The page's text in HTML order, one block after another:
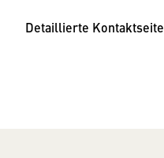
Detaillierte Kontaktseite